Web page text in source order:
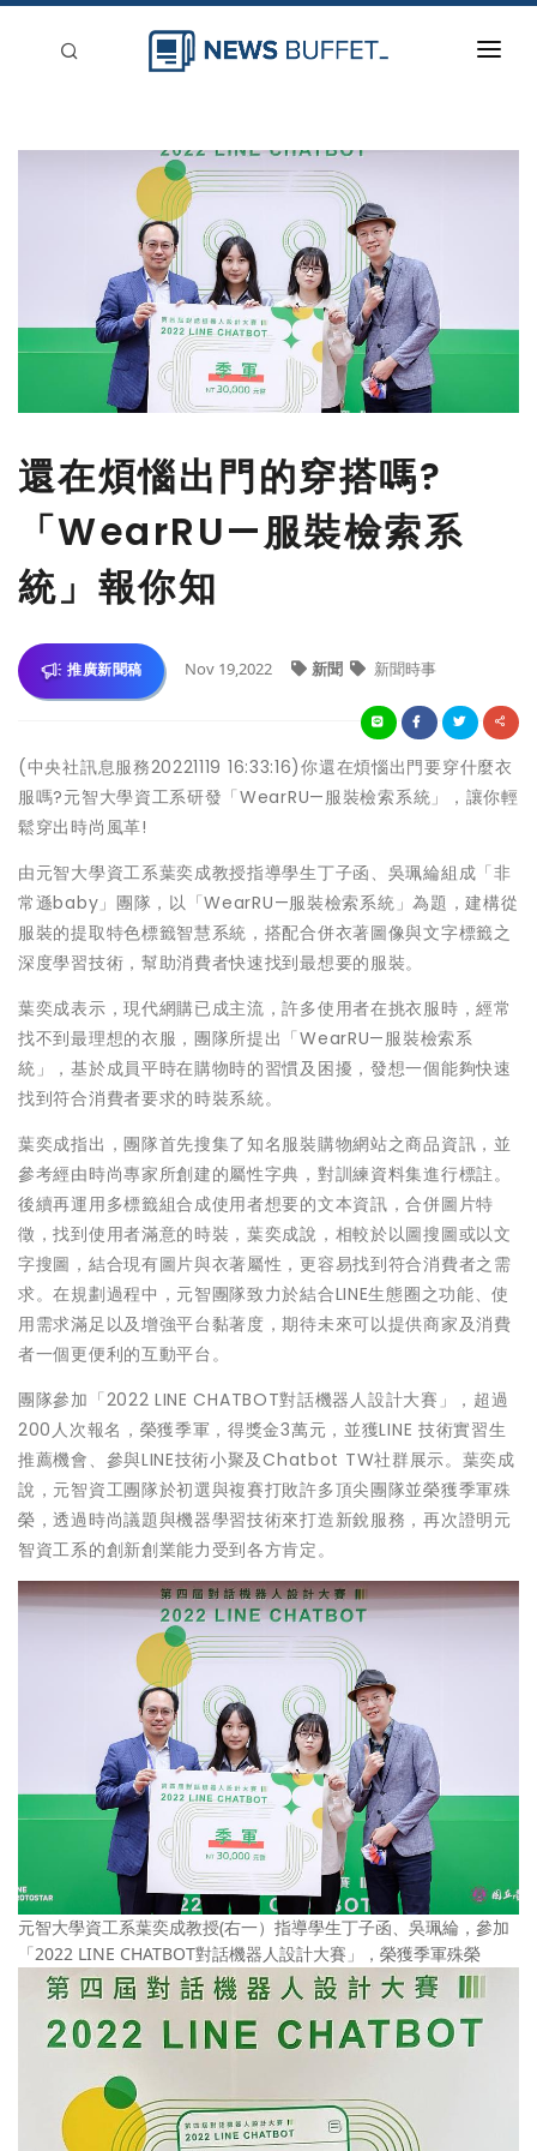
還在煩惱出門的穿搭嗎?
「WearRU—服裝檢索系
統」報你知
推廣新聞稿 Nov 19,2022 新聞 新聞時事
(中央社訊息服務20221119 16:33:16)你還在煩惱出門要穿什麼衣
服嗎?元智大學資工系研發「WearRU—服裝檢索系統」，讓你輕
鬆穿出時尚風革!
由元智大學資工系葉奕成教授指導學生丁子函、吳珮綸組成「非
常遜baby」團隊，以「WearRU—服裝檢索系統」為題，建構從
服裝的提取特色標籤智慧系統，搭配合併衣著圖像與文字標籤之
深度學習技術，幫助消費者快速找到最想要的服裝。
葉奕成表示，現代網購已成主流，許多使用者在挑衣服時，經常
找不到最理想的衣服，團隊所提出「WearRU—服裝檢索系
統」，基於成員平時在購物時的習慣及困擾，發想一個能夠快速
找到符合消費者要求的時裝系統。
葉奕成指出，團隊首先搜集了知名服裝購物網站之商品資訊，並
參考經由時尚專家所創建的屬性字典，對訓練資料集進行標註。
後續再運用多標籤組合成使用者想要的文本資訊，合併圖片特
徵，找到使用者滿意的時裝，葉奕成說，相較於以圖搜圖或以文
字搜圖，結合現有圖片與衣著屬性，更容易找到符合消費者之需
求。在規劃過程中，元智團隊致力於結合LINE生態圈之功能、使
用需求滿足以及增強平台黏著度，期待未來可以提供商家及消費
者一個更便利的互動平台。
團隊參加「2022 LINE CHATBOT對話機器人設計大賽」，超過
200人次報名，榮獲季軍，得獎金3萬元，並獲LINE 技術實習生
推薦機會、參與LINE技術小聚及Chatbot TW社群展示。葉奕成
說，元智資工團隊於初選與複賽打敗許多頂尖團隊並榮獲季軍殊
榮，透過時尚議題與機器學習技術來打造新銳服務，再次證明元
智資工系的創新創業能力受到各方肯定。
元智大學資工系葉奕成教授(右一）指導學生丁子函、吳珮綸，參加
「2022 LINE CHATBOT對話機器人設計大賽」，榮獲季軍殊榮